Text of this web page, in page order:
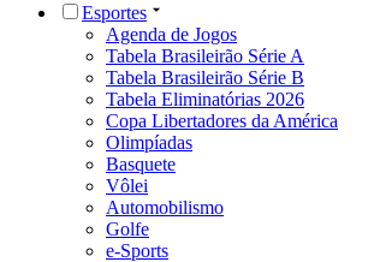
Esportes
Agenda de Jogos
Tabela Brasileirão Série A
Tabela Brasileirão Série B
Tabela Eliminatórias 2026
Copa Libertadores da América
Olimpíadas
Basquete
Vôlei
Automobilismo
Golfe
e-Sports